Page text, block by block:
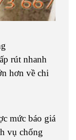
rút nhanh
hơn về chi
mức báo giá
vụ chống